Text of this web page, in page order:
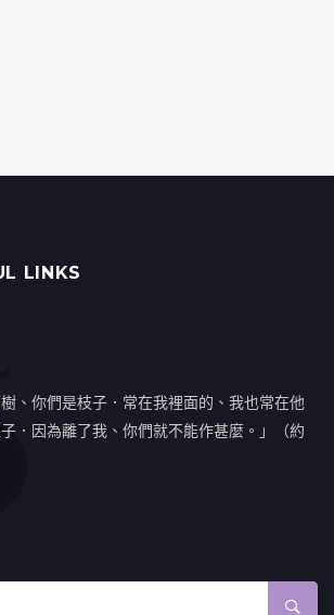
LINKS
、你們是枝子．常在我裡面的、我也常在他
．因為離了我、你們就不能作甚麼。」（約